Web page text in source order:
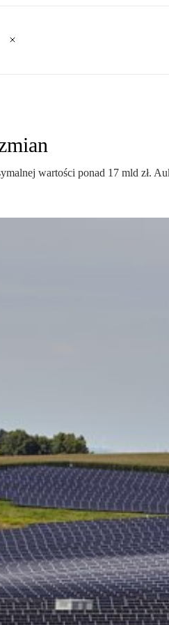
wartości ponad 17 mld zł.